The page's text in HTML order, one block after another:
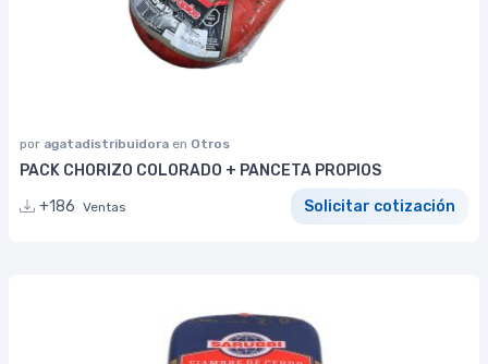
por agatadistribuidora en Otros
PACK CHORIZO COLORADO + PANCETA PROPIOS
+186 Ventas Solicitar cotización